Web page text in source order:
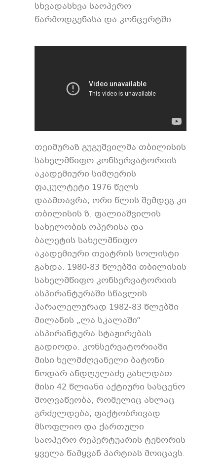
სხვადასხვა საოპერო
წარმოდგენასა და კონცერტში.
თეიმურაზ გუგუშვილმა თბილისის
სახელმწიფო კონსერვატორიის
აკადემიური სიმღერის
ფაკულტეტი 1976 წელს
დაამთავრა; ორი წლის შემდეგ კი
თბილისის ზ. ფალიაშვილის
სახელობის ოპერისა და
ბალეტის სახელმწიფო
აკადემიური თეატრის სოლისტი
გახდა. 1980-83 წლებში თბილისის
სახელმწიფო კონსერვატორიის
ასპირანტურაში სწავლის
პარალელურად 1982-83 წლებში
მილანის „ლა სკალაში“
ასპირანტურა-სტაჟირებას
გადიოდა. კონსერვატორიაში
მისი ხელმძღვანელი ბატონი
ნოდარ ანდღულაძე გახლდათ.
მისი 42 წლიანი აქტიური სასცენო
მოღვაწეობა, რომელიც ახლაც
გრძელდება, ფაქტობრივად
მსოფლიო და ქართული
საოპერო რეპერტუარის ტენორის
ყველა წამყვან პარტიას მოიცავს.